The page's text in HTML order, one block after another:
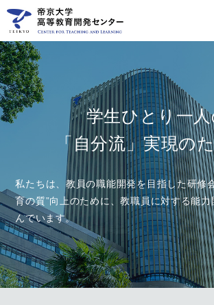
学生ひとり一人
「自分流」実現の
私たちは、教員の職能開発を目指した研修
育の質”向上のために、教職員に対する能
んでいます。